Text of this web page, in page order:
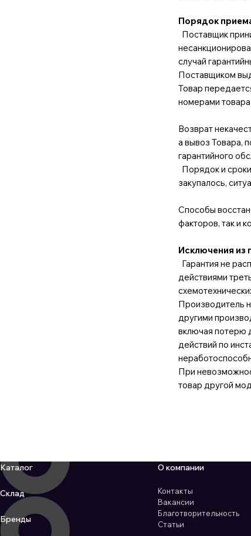
Порядок
Поставщик
случай
Поставщиком
Товар
номерами
Возврат
а вывоз Товара,
гарантийного
Порядок и
закупалось,
Способы
факторов, так и
Исключения из
Гарантия не
действиями
Производитель
другими
включая потерю
действий по
При
товар другой
Каталог
Склад
Бренды
О компании
Контакты
Вакансии
Благотворительность
Статьи